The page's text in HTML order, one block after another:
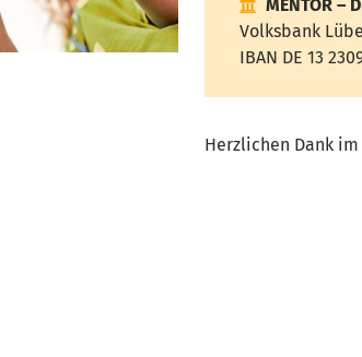
MENTOR –
Volksbank
IBAN DE 13
Herzlichen Dank